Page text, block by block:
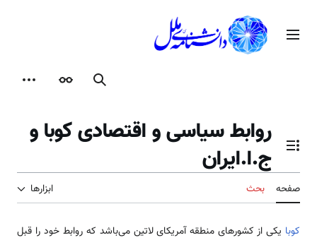
محتوامنوی اصلی
جستجوظاهر
تغییر وضعیت فهرست محتویات
روابط سیاسی و اقتصادی کوبا و
ج.ا.ایران
صفحه بحث ابزارها
کوبا یکی از کشورهای منطقه آمریکای لاتین می‌باشد که روابط خود را قبل